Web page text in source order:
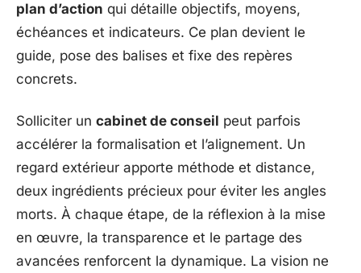
plan d’action qui détaille objectifs, moyens,
échéances et indicateurs. Ce plan devient le
guide, pose des balises et fixe des repères
concrets.
Solliciter un cabinet de conseil peut parfois
accélérer la formalisation et l’alignement. Un
regard extérieur apporte méthode et distance,
deux ingrédients précieux pour éviter les angles
morts. À chaque étape, de la réflexion à la mise
en œuvre, la transparence et le partage des
avancées renforcent la dynamique. La vision ne